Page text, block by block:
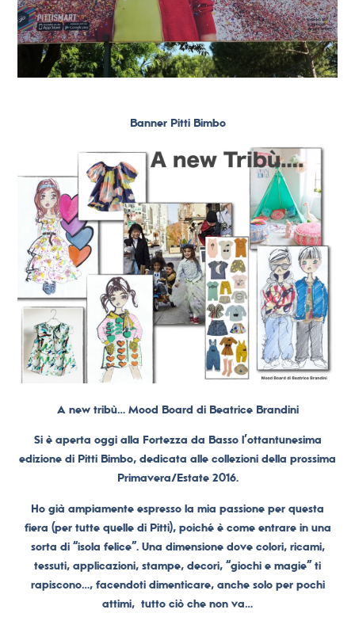
Banner Pitti Bimbo
A new tribù… Mood Board di Beatrice Brandini
Si è aperta oggi alla Fortezza da Basso l’ottantunesima
edizione di Pitti Bimbo, dedicata alle collezioni della prossima
Primavera/Estate 2016.
Ho già ampiamente espresso la mia passione per questa
fiera (per tutte quelle di Pitti), poiché è come entrare in una
sorta di “isola felice”. Una dimensione dove colori, ricami,
tessuti, applicazioni, stampe, decori, “giochi e magie” ti
rapiscono…, facendoti dimenticare, anche solo per pochi
attimi, tutto ciò che non va…